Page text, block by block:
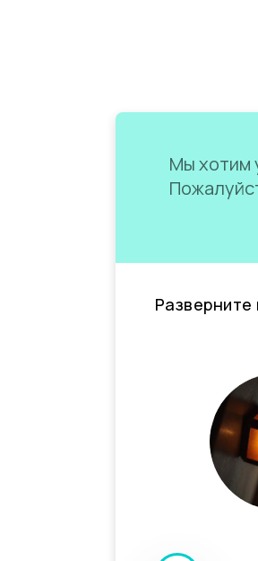
Мы хотим
Разверните